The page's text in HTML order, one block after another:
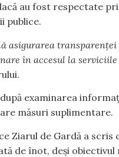
au fost respectate
publice.
asigurarea
în accesul la
examinarea
măsuri suplimentare.
Ziarul de Gardă a
de înot, deși